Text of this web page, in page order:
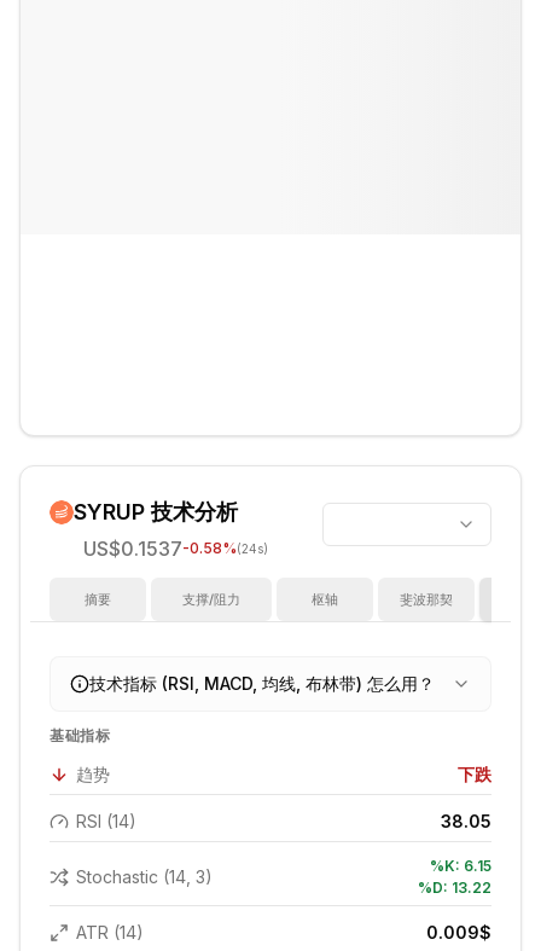
SYRUP技术分析
US$0.1537-0.58%(24s)
摘要 支撑/阻力 枢轴 斐波那契
技术指标 (RSI, MACD, 均线, 布林带) 怎么用？
基础指标
趋势 下跌
RSI (14) 38.05
Stochastic (14, 3)
%K: 6.15
%D: 13.22
ATR (14) 0.009$